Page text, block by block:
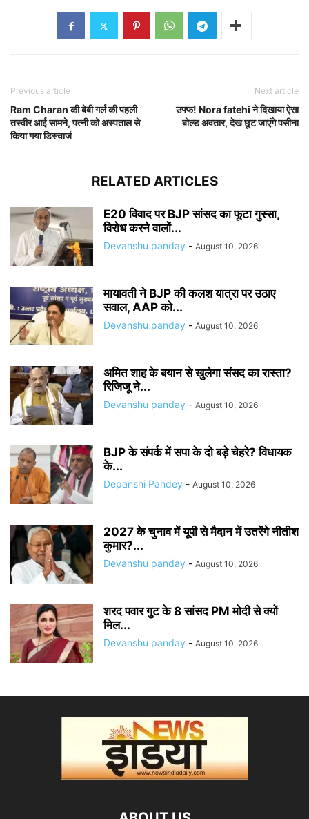
Previous article
Ram Charan की बेबी गर्ल की पहली
तस्वीर आई सामने, पत्नी को अस्पताल से
किया गया डिस्चार्ज
Next article
उफ्फ! Nora fatehi ने दिखाया ऐसा
बोल्ड अवतार, देख छूट जाएंगे पसीना
RELATED ARTICLES
E20 विवाद पर BJP सांसद का फूटा गुस्सा,
विरोध करने वालों...
Devanshu panday - August 10, 2026
मायावती ने BJP की कलश यात्रा पर उठाए
सवाल, AAP को...
Devanshu panday - August 10, 2026
अमित शाह के बयान से खुलेगा संसद का रास्ता?
रिजिजू ने...
Devanshu panday - August 10, 2026
BJP के संपर्क में सपा के दो बड़े चेहरे? विधायक
के...
Depanshi Pandey - August 10, 2026
2027 के चुनाव में यूपी से मैदान में उतरेंगे नीतीश
कुमार?...
Devanshu panday - August 10, 2026
शरद पवार गुट के 8 सांसद PM मोदी से क्यों
मिल...
Devanshu panday - August 10, 2026